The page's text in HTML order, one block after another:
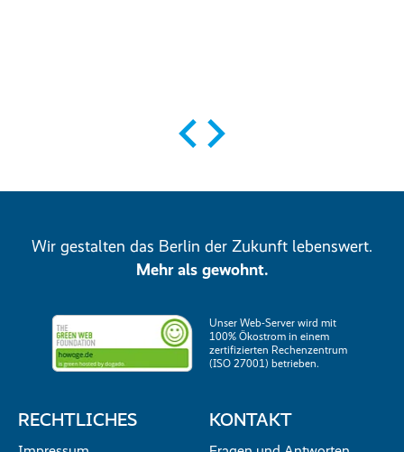
Wir gestalten das Berlin der Zukunft lebenswert.
Mehr als gewohnt.
Unser Web-Server wird mit
100% Ökostrom in einem
zertifizierten Rechenzentrum
(ISO 27001) betrieben.
RECHTLICHES KONTAKT